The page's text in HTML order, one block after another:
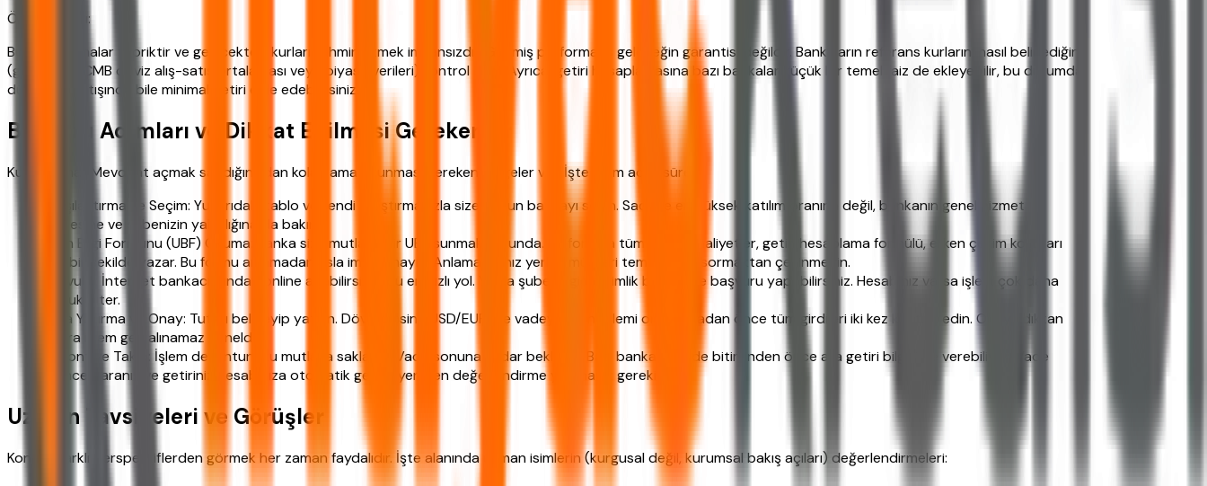
Önemli Uyarı:
Bu hesaplamalar teoriktir ve gelecekteki kurları tahmin etmek imkansızdır. Geçmiş performans geleceğin garantisi değildir. Bankaların referans kurlarını nasıl belirlediğini
(genellikle TCMB döviz alış-satış ortalaması veya piyasa verileri) kontrol edin. Ayrıca, getiri hesaplamasına bazı bankalar küçük bir temel faiz de ekleyebilir, bu durumda
düşük kur artışında bile minimal getiri elde edebilirsiniz.
Başvuru Adımları ve Dikkat Edilmesi Gerekenler
Kur Korumalı Mevduat açmak sandığınızdan kolay ama okunması gereken belgeler var. İşte adım adım süreç:
Karşılaştırma ve Seçim: Yukarıdaki tablo ve kendi araştırmanızla size uygun bankayı seçin. Sadece en yüksek katılım oranına değil, bankanın genel hizmet
kalitesine ve şubenizin yakınlığına da bakın.
Ürün Bilgi Formunu (UBF) Okuma: Banka size mutlaka bir UBF sunmak zorunda. Bu formda tüm riskler, maliyetler, getiri hesaplama formülü, erken çekim koşulları
net bir şekilde yazar. Bu formu anlamadan asla imzalamayın. Anlamadığınız yerleri müşteri temsilcisine sormaktan çekinmeyin.
Başvuru: İnternet bankacılığından online açabilirsiniz, bu en hızlı yol. Ya da şubeye gidip kimlik belgenizle başvuru yapabilirsiniz. Hesabınız varsa işlem çok daha
çabuk biter.
Para Yatırma ve Onay: Tutarı belirleyip yatırın. Döviz cinsini (USD/EUR) ve vadeyi seçin. İşlemi onaylamadan önce tüm girdileri iki kez kontrol edin. Onayladıktan
sonra işlem geri alınamaz genelde.
Dekont ve Takip: İşlem dekontunuzu mutlaka saklayın. Vade sonuna kadar bekleyin. Bazı bankalar vade bitiminden önce ara getiri bilgisi de verebiliyor. Vade
bitince paranız ve getiriniz hesabınıza otomatik geçer, yeniden değerlendirme yapmanız gerekir.
Uzman Tavsiyeleri ve Görüşler
Konuyu farklı perspektiflerden görmek her zaman faydalıdır. İşte alanında uzman isimlerin (kurgusal değil, kurumsal bakış açıları) değerlendirmeleri: